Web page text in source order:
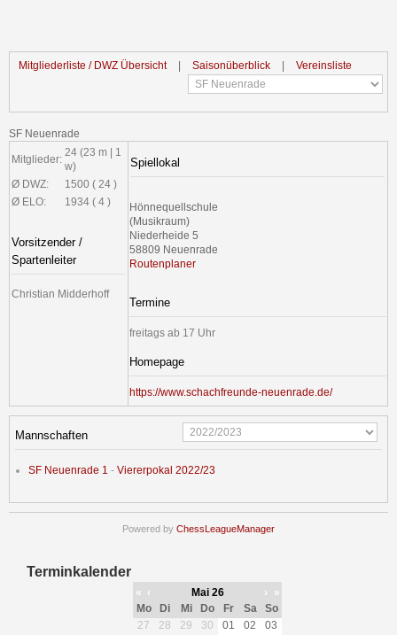
Mitgliederliste / DWZ Übersicht Saisonüberblick Vereinsliste
SF Neuenrade
Mitglieder:
24 (23 m | 1
w)
Ø DWZ:
1500 ( 24 )
Ø ELO:
1934 ( 4 )
Vorsitzender /
Spartenleiter
Christian Midderhoff
Spiellokal
Hönnequellschule
(Musikraum)
Niederheide 5
58809 Neuenrade
Routenplaner
Termine
freitags ab 17 Uhr
Homepage
https://www.schachfreunde-neuenrade.de/
Mannschaften
SF Neuenrade 1 -Viererpokal 2022/23
Powered by ChessLeagueManager
Terminkalender
« ‹ Mai 26 ›
»
Mo
Di Mi Do Fr Sa
So
27
28 29 30 01 02
03